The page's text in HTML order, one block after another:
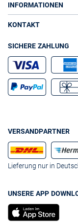
INFORMATIONEN
KONTAKT
SICHERE ZAHLUNG
VERSANDPARTNER
Lieferung nur in
UNSERE APP